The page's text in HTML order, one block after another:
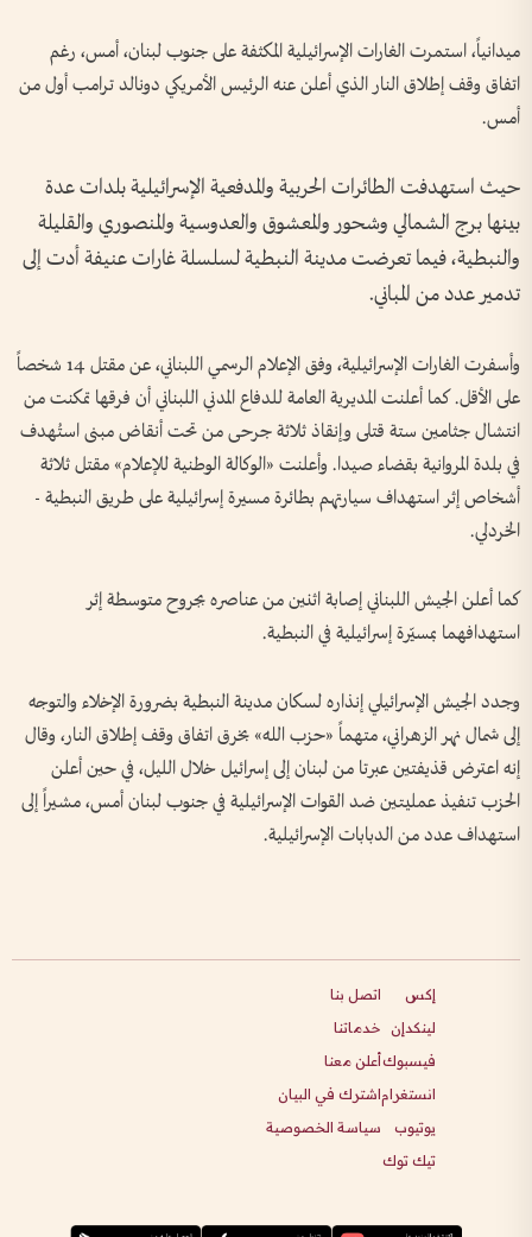
ميدانياً، استمرت الغارات الإسرائيلية المكثفة على جنوب لبنان، أمس، رغم
اتفاق وقف إطلاق النار الذي أعلن عنه الرئيس الأمريكي دونالد ترامب أول من
أمس.
حيث استهدفت الطائرات الحربية والمدفعية الإسرائيلية بلدات عدة
بينها برج الشمالي وشحور والمعشوق والعدوسية والمنصوري والقليلة
والنبطية، فيما تعرضت مدينة النبطية لسلسلة غارات عنيفة أدت إلى
تدمير عدد من المباني.
وأسفرت الغارات الإسرائيلية، وفق الإعلام الرسمي اللبناني، عن مقتل 14 شخصاً
على الأقل. كما أعلنت المديرية العامة للدفاع المدني اللبناني أن فرقها تمكنت من
انتشال جثامين ستة قتلى وإنقاذ ثلاثة جرحى من تحت أنقاض مبنى استُهدف
في بلدة المروانية بقضاء صيدا. وأعلنت «الوكالة الوطنية للإعلام» مقتل ثلاثة
أشخاص إثر استهداف سيارتهم بطائرة مسيرة إسرائيلية على طريق النبطية -
الخردلي.
كما أعلن الجيش اللبناني إصابة اثنين من عناصره بجروح متوسطة إثر
استهدافهما بمسيّرة إسرائيلية في النبطية.
وجدد الجيش الإسرائيلي إنذاره لسكان مدينة النبطية بضرورة الإخلاء والتوجه
إلى شمال نهر الزهراني، متهماً «حزب الله» بخرق اتفاق وقف إطلاق النار، وقال
إنه اعترض قذيفتين عبرتا من لبنان إلى إسرائيل خلال الليل، في حين أعلن
الحزب تنفيذ عمليتين ضد القوات الإسرائيلية في جنوب لبنان أمس، مشيراً إلى
استهداف عدد من الدبابات الإسرائيلية.
إكس
لينكدإن
فيسبوك
انستغرام
يوتيوب
تيك توك
اتصل بنا
خدماتنا
أعلن معنا
اشترك في البيان
سياسة الخصوصية